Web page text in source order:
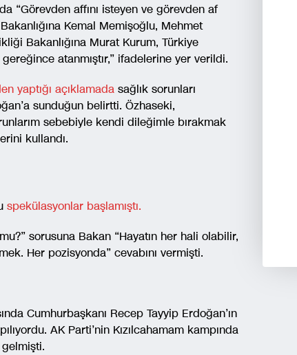
“Görevden affını isteyen ve görevden af
Kemal Memişoğlu, Mehmet
Bakanlığına Murat Kurum, Türkiye
atanmıştır,” ifadelerine yer verildi.
yaptığı açıklamada sağlık sorunları
sunduğun belirtti. Özhaseki,
sebebiyle kendi dileğimle bırakmak
kullandı.
spekülasyonlar başlamıştı.
sorusuna Bakan “Hayatın her hali olabilir,
Her pozisyonda” cevabını vermişti.
Cumhurbaşkanı Recep Tayyip Erdoğan’ın
AK Parti’nin Kızılcahamam kampında